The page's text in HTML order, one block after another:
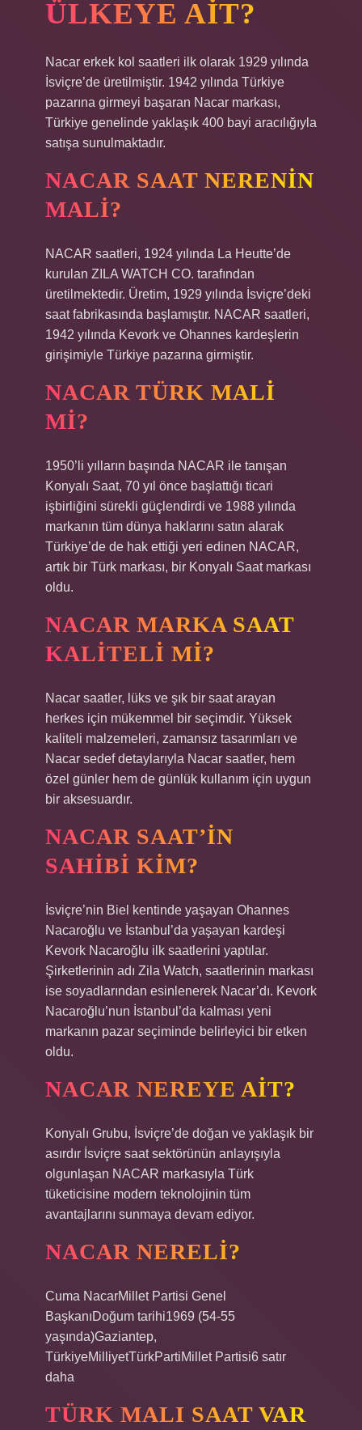
ÜLKEYE AIT?
Nacar erkek kol saatleri ilk olarak 1929 yılında
İsviçre’de üretilmiştir. 1942 yılında Türkiye
pazarına girmeyi başaran Nacar markası,
Türkiye genelinde yaklaşık 400 bayi aracılığıyla
satışa sunulmaktadır.
NACAR SAAT NERENIN
MALI?
NACAR saatleri, 1924 yılında La Heutte’de
kurulan ZILA WATCH CO. tarafından
üretilmektedir. Üretim, 1929 yılında İsviçre’deki
saat fabrikasında başlamıştır. NACAR saatleri,
1942 yılında Kevork ve Ohannes kardeşlerin
girişimiyle Türkiye pazarına girmiştir.
NACAR TÜRK MALI
MI?
1950’li yılların başında NACAR ile tanışan
Konyalı Saat, 70 yıl önce başlattığı ticari
işbirliğini sürekli güçlendirdi ve 1988 yılında
markanın tüm dünya haklarını satın alarak
Türkiye’de de hak ettiği yeri edinen NACAR,
artık bir Türk markası, bir Konyalı Saat markası
oldu.
NACAR MARKA SAAT
KALITELI MI?
Nacar saatler, lüks ve şık bir saat arayan
herkes için mükemmel bir seçimdir. Yüksek
kaliteli malzemeleri, zamansız tasarımları ve
Nacar sedef detaylarıyla Nacar saatler, hem
özel günler hem de günlük kullanım için uygun
bir aksesuardır.
NACAR SAAT’IN
SAHIBI KIM?
İsviçre’nin Biel kentinde yaşayan Ohannes
Nacaroğlu ve İstanbul’da yaşayan kardeşi
Kevork Nacaroğlu ilk saatlerini yaptılar.
Şirketlerinin adı Zila Watch, saatlerinin markası
ise soyadlarından esinlenerek Nacar’dı. Kevork
Nacaroğlu’nun İstanbul’da kalması yeni
markanın pazar seçiminde belirleyici bir etken
oldu.
NACAR NEREYE AIT?
Konyalı Grubu, İsviçre’de doğan ve yaklaşık bir
asırdır İsviçre saat sektörünün anlayışıyla
olgunlaşan NACAR markasıyla Türk
tüketicisine modern teknolojinin tüm
avantajlarını sunmaya devam ediyor.
NACAR NERELI?
Cuma NacarMillet Partisi Genel
BaşkanıDoğum tarihi1969 (54-55
yaşında)Gaziantep,
TürkiyeMilliyetTürkPartiMillet Partisi6 satır
daha
TÜRK MALI SAAT VAR